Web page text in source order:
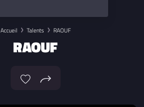
Accueil Talents RAOUF
RAOUF